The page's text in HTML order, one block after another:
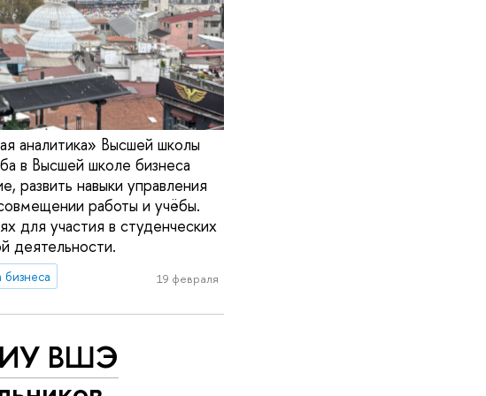
аналитика» Высшей школы
в Высшей школе бизнеса
навыки управления
работы и учёбы.
для участия в студенческих
деятельности.
19 февраля
ВШЭ